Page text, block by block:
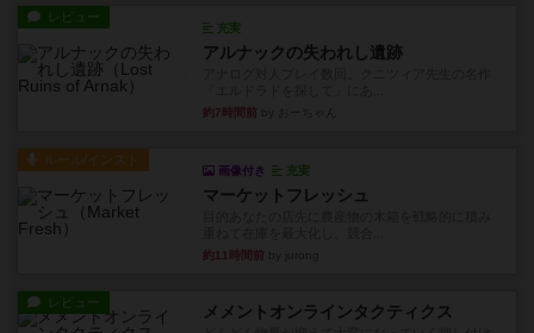
「エルドラドを探して」にあ...
約7時間前 by おーちゃん
ルール/インスト
重ねて在庫を最大化し、競合...
約11時間前 by jurong
レビュー
どんどん物量が増えて大変になっていく押し付け
約11時間前 by nekomanma222